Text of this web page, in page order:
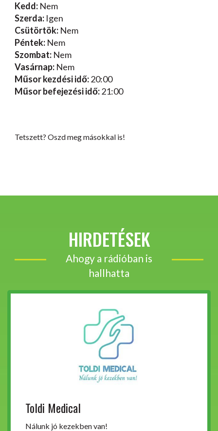
Kedd: Nem
Szerda: Igen
Csütörtök: Nem
Péntek: Nem
Szombat: Nem
Vasárnap: Nem
Műsor kezdési idő:20:00
Műsor befejezési idő:21:00
Tetszett? Oszd meg másokkal is!
HIRDETÉSEK
Ahogy a rádióban is
hallhatta
Toldi Medical
Nálunk jó kezekben van!